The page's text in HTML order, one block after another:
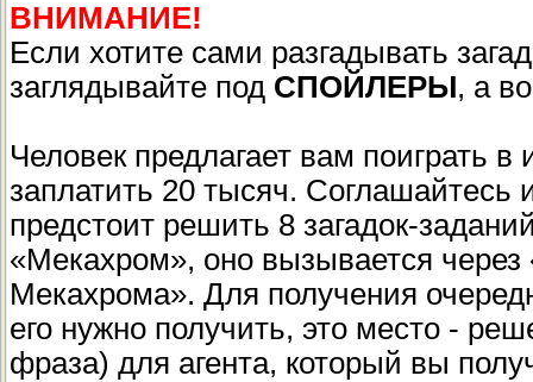
ВНИМАНИЕ!
Если хотите сами разгадывать
заглядывайте под СПОЙЛЕРЫ, а
Человек предлагает вам поиграть в
заплатить 20 тысяч.
предстоит решить 8 загадок-
«Мекахром», оно вызывается
Мекахрома». Для получения
его нужно получить, это место -
фраза) для агента, который вы